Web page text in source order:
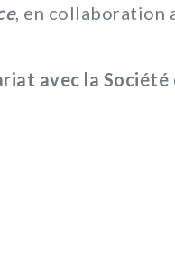
, en collaboration
avec la Société